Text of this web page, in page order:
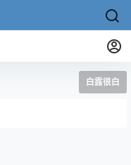
白露很白